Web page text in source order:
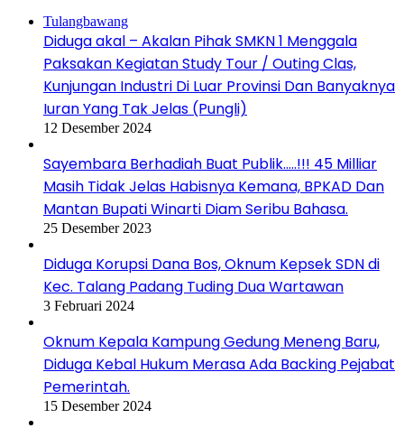
Tulangbawang
Diduga akal – Akalan Pihak SMKN 1 Menggala
Paksakan Kegiatan Study Tour / Outing Clas,
Kunjungan Industri Di Luar Provinsi Dan Banyaknya
Iuran Yang Tak Jelas (Pungli)
12 Desember 2024
Sayembara Berhadiah Buat Publik…..!!! 45 Milliar
Masih Tidak Jelas Habisnya Kemana, BPKAD Dan
Mantan Bupati Winarti Diam Seribu Bahasa.
25 Desember 2023
Diduga Korupsi Dana Bos, Oknum Kepsek SDN di
Kec. Talang Padang Tuding Dua Wartawan
3 Februari 2024
Oknum Kepala Kampung Gedung Meneng Baru,
Diduga Kebal Hukum Merasa Ada Backing Pejabat
Pemerintah.
15 Desember 2024